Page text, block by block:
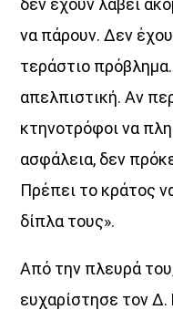
δεν έχουν λάβει
να πάρουν. Δεν
τεράστιο
απελπιστική. Αν
κτηνοτρόφοι να
ασφάλεια, δεν
Πρέπει το κράτος
δίπλα τους».
Από την πλευρά
ευχαρίστησε τον Δ.